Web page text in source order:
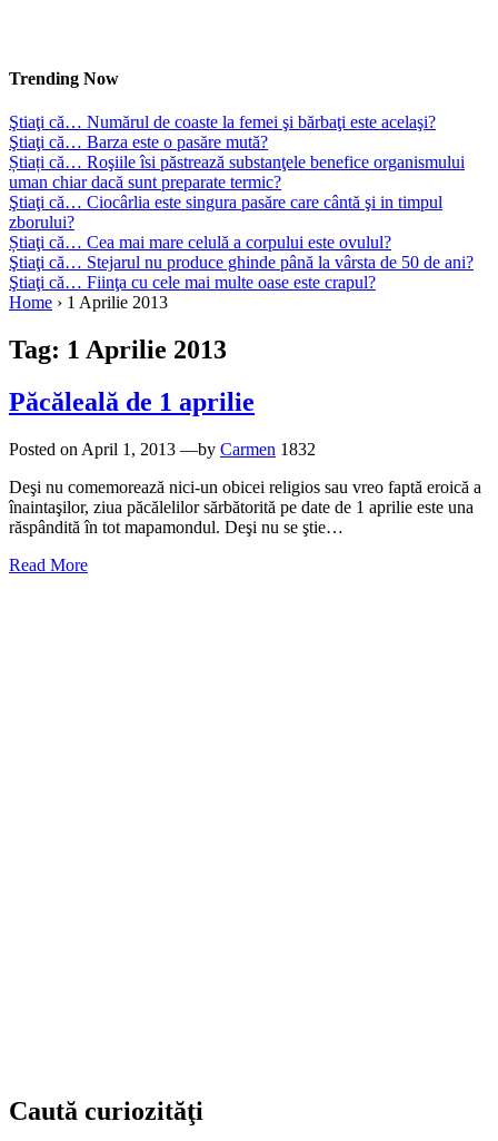
Trending Now
Ştiaţi că… Numărul de coaste la femei şi bărbaţi este acelaşi?
Ştiaţi că… Barza este o pasăre mută?
Știați că… Roşiile îsi păstrează substanţele benefice organismului
uman chiar dacă sunt preparate termic?
Ştiaţi că… Ciocârlia este singura pasăre care cântă şi in timpul
zborului?
Știaţi că… Cea mai mare celulă a corpului este ovulul?
Ştiaţi că… Stejarul nu produce ghinde până la vârsta de 50 de ani?
Ştiaţi că… Fiinţa cu cele mai multe oase este crapul?
Home › 1 Aprilie 2013
Tag: 1 Aprilie 2013
Păcăleală de 1 aprilie
Posted on April 1, 2013 —by Carmen 1832
Deşi nu comemorează nici-un obicei religios sau vreo faptă eroică a
înaintaşilor, ziua păcălelilor sărbătorită pe date de 1 aprilie este una
răspândită în tot mapamondul. Deşi nu se ştie…
Read More
Caută curiozităţi